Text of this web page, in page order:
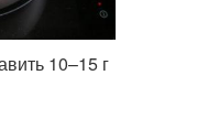
10–15 г